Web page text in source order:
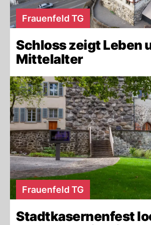
Frauenfeld TG
Schloss zeigt Leben
Mittelalter
Frauenfeld TG
Stadtkasernenfest